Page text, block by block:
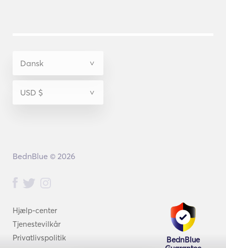
Hjælp-center
Tjenestevilkår
Privatlivspolitik
BednBlue
BednBlue © 2026